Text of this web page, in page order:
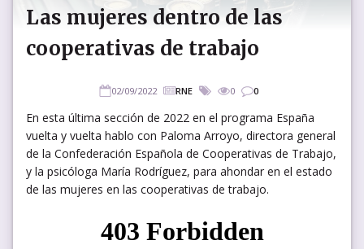
Las mujeres dentro de las
cooperativas de trabajo
02/09/2022 RNE 0 0
En esta última sección de 2022 en el programa España
vuelta y vuelta hablo con Paloma Arroyo, directora general
de la Confederación Española de Cooperativas de Trabajo,
y la psicóloga María Rodríguez, para ahondar en el estado
de las mujeres en las cooperativas de trabajo.